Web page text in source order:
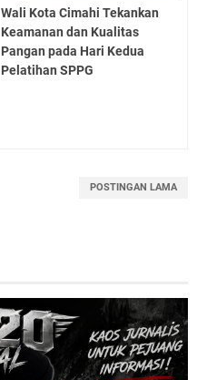
Wali Kota Cimahi Tekankan
Keamanan dan Kualitas
Pangan pada Hari Kedua
Pelatihan SPPG
POSTINGAN LAMA